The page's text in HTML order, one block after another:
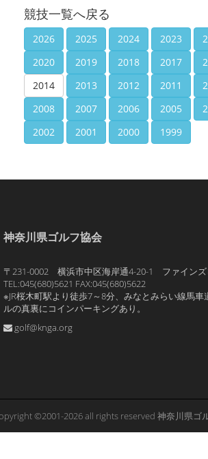
競技一覧へ戻る
2026 2025 2024 2023
2020
2019 2018 2017
2014
2013 2012 2011
2008
2007 2006 2005
2002
2001 2000 1999
神奈川県ゴルフ協会
〒231-0002 横浜市中区海岸通4-20-1 ファインズ
TEL:045(680)5621 FAX:045(680)5622
※JR桜木町駅より徒歩7～8分、みなとみらい線馬
ルの真裏にコインパーキングあり。
golf@knga.org
©2001-2026 all rights reserved 神奈川県ゴ